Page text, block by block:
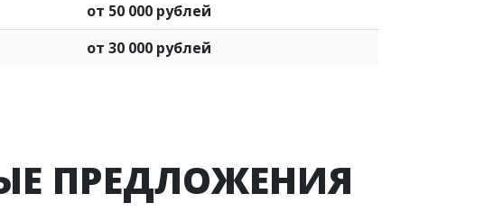
от 50 000 рублей
от 30 000 рублей
ПРЕДЛОЖЕНИЯ